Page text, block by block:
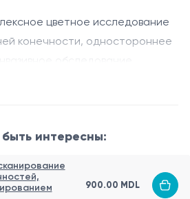
цветное исследование
конечности, одностороннее
обследование,
в артериях и
интересны:
900.00 MDL